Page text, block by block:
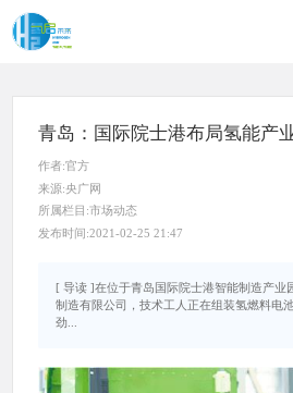
青岛：国际院士港布局氢能产
作者:官方
来源:央广网
所属栏目:市场动态
发布时间:2021-02-25 21:47
[ 导读 ]在位于青岛国际院士港智能制造产业
制造有限公司，技术工人正在组装氢燃料电
劲...